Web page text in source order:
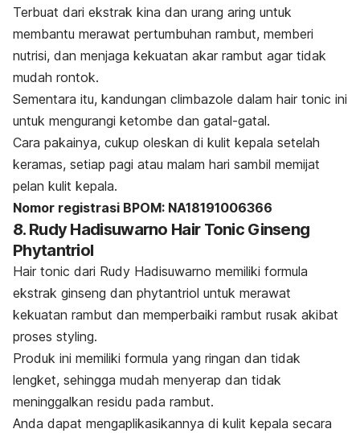
Terbuat dari ekstrak kina dan urang aring untuk
membantu merawat pertumbuhan rambut, memberi
nutrisi, dan menjaga kekuatan akar rambut agar tidak
mudah rontok.
Sementara itu, kandungan climbazole dalam hair tonic ini
untuk mengurangi ketombe dan gatal-gatal.
Cara pakainya, cukup oleskan di kulit kepala setelah
keramas, setiap pagi atau malam hari sambil memijat
pelan kulit kepala.
Nomor registrasi BPOM: NA18191006366
8. Rudy Hadisuwarno Hair Tonic Ginseng
Phytantriol
Hair tonic dari Rudy Hadisuwarno memiliki formula
ekstrak ginseng dan phytantriol untuk merawat
kekuatan rambut dan memperbaiki rambut rusak akibat
proses styling.
Produk ini memiliki formula yang ringan dan tidak
lengket, sehingga mudah menyerap dan tidak
meninggalkan residu pada rambut.
Anda dapat mengaplikasikannya di kulit kepala secara